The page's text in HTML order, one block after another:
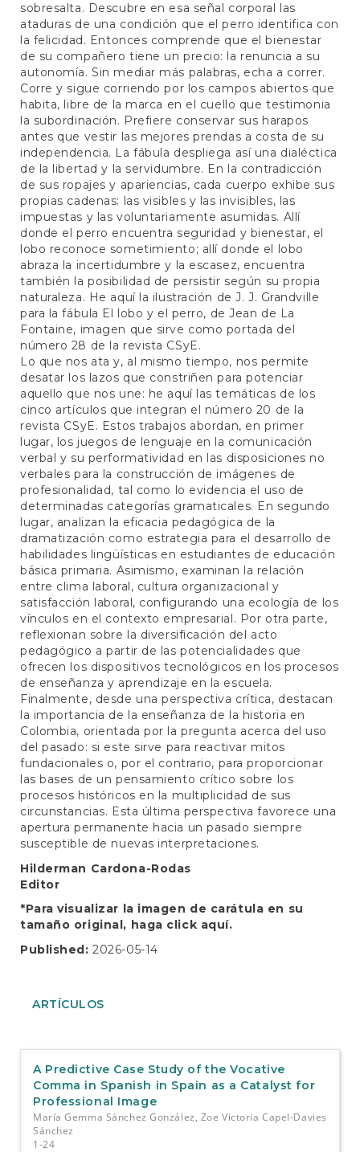
sobresalta. Descubre en esa señal corporal las
ataduras de una condición que el perro identifica con
la felicidad. Entonces comprende que el bienestar
de su compañero tiene un precio: la renuncia a su
autonomía. Sin mediar más palabras, echa a correr.
Corre y sigue corriendo por los campos abiertos que
habita, libre de la marca en el cuello que testimonia
la subordinación. Prefiere conservar sus harapos
antes que vestir las mejores prendas a costa de su
independencia. La fábula despliega así una dialéctica
de la libertad y la servidumbre. En la contradicción
de sus ropajes y apariencias, cada cuerpo exhibe sus
propias cadenas: las visibles y las invisibles, las
impuestas y las voluntariamente asumidas. Allí
donde el perro encuentra seguridad y bienestar, el
lobo reconoce sometimiento; allí donde el lobo
abraza la incertidumbre y la escasez, encuentra
también la posibilidad de persistir según su propia
naturaleza. He aquí la ilustración de J. J. Grandville
para la fábula El lobo y el perro, de Jean de La
Fontaine, imagen que sirve como portada del
número 28 de la revista CSyE.
Lo que nos ata y, al mismo tiempo, nos permite
desatar los lazos que constriñen para potenciar
aquello que nos une: he aquí las temáticas de los
cinco artículos que integran el número 20 de la
revista CSyE. Estos trabajos abordan, en primer
lugar, los juegos de lenguaje en la comunicación
verbal y su performatividad en las disposiciones no
verbales para la construcción de imágenes de
profesionalidad, tal como lo evidencia el uso de
determinadas categorías gramaticales. En segundo
lugar, analizan la eficacia pedagógica de la
dramatización como estrategia para el desarrollo de
habilidades lingüísticas en estudiantes de educación
básica primaria. Asimismo, examinan la relación
entre clima laboral, cultura organizacional y
satisfacción laboral, configurando una ecología de los
vínculos en el contexto empresarial. Por otra parte,
reflexionan sobre la diversificación del acto
pedagógico a partir de las potencialidades que
ofrecen los dispositivos tecnológicos en los procesos
de enseñanza y aprendizaje en la escuela.
Finalmente, desde una perspectiva crítica, destacan
la importancia de la enseñanza de la historia en
Colombia, orientada por la pregunta acerca del uso
del pasado: si este sirve para reactivar mitos
fundacionales o, por el contrario, para proporcionar
las bases de un pensamiento crítico sobre los
procesos históricos en la multiplicidad de sus
circunstancias. Esta última perspectiva favorece una
apertura permanente hacia un pasado siempre
susceptible de nuevas interpretaciones.
Hilderman Cardona-Rodas
Editor
*Para visualizar la imagen de carátula en su
tamaño original, haga click aquí.
Published:2026-05-14
ARTÍCULOS
A Predictive Case Study of the Vocative
Comma in Spanish in Spain as a Catalyst for
Professional Image
María Gemma Sánchez González, Zoe Victoria Capel-Davies
Sánchez
1-24